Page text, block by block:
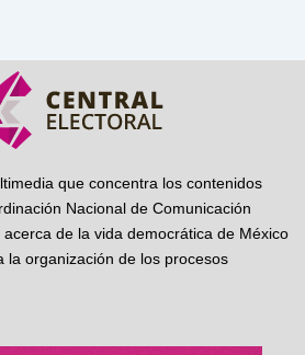
que concentra los contenidos
Nacional de Comunicación
de la vida democrática de México
la organización de los procesos